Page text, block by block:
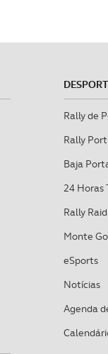
Rally de
Rally
Baja
24 Horas
Rally
Monte
eSports
Notícias
Agenda